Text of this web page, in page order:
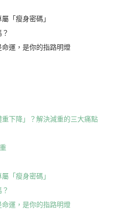
「瘦身密碼」
運，是你的指路明燈
下降」？解決減重的三大痛點
「瘦身密碼」
運，是你的指路明燈